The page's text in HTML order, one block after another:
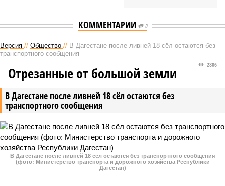
КОММЕНТАРИИ 0
Версия // Общество // В Дагестане после ливней 18 сёл остаются без
транспортного сообщения
В Дагестане после ливней 18 сёл остаются без
транспортного сообщения
2806
Отрезанные от большой земли
В Дагестане после ливней 18 сёл остаются без транспортного сообщения
(фото: Министерство транспорта и дорожного хозяйства Республики
Дагестан)